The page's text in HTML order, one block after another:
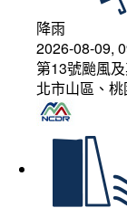
降雨
2026-08-09,
第13號颱風
北市山區、